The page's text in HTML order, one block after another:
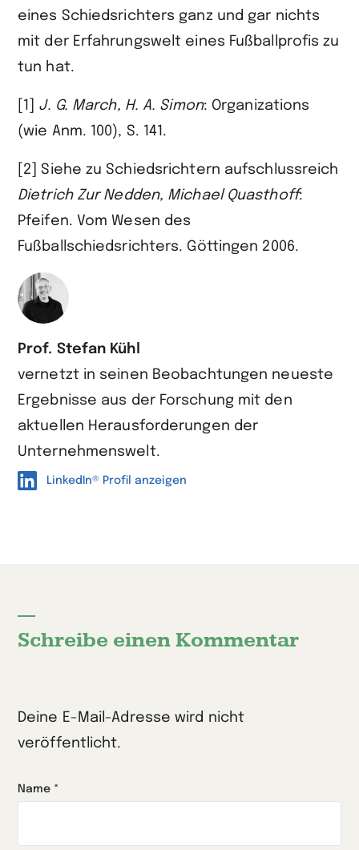
eines Schiedsrichters ganz und gar nichts
mit der Erfahrungswelt eines Fußballprofis zu
tun hat.
[1] J. G. March, H. A. Simon: Organizations
(wie Anm. 100), S. 141.
[2] Siehe zu Schiedsrichtern aufschlussreich
Dietrich Zur Nedden, Michael Quasthoff:
Pfeifen. Vom Wesen des
Fußballschiedsrichters. Göttingen 2006.
Prof. Stefan Kühl
vernetzt in seinen Beobachtungen neueste
Ergebnisse aus der Forschung mit den
aktuellen Herausforderungen der
Unternehmenswelt.
LinkedIn® Profil anzeigen
Schreibe einen Kommentar
Deine E-Mail-Adresse wird nicht
veröffentlicht.
Name *